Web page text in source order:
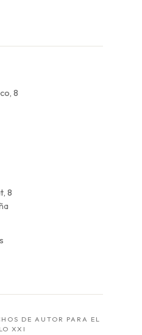
8
8
DE AUTOR PARA EL
XXI